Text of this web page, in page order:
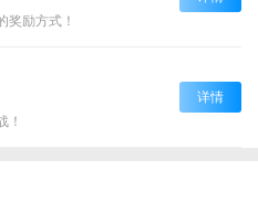
奖励方式！
！
详情